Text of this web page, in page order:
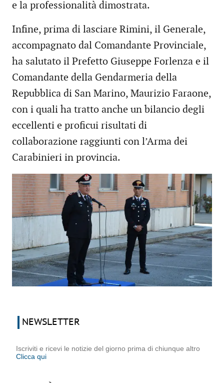
e la professionalità dimostrata.
Infine, prima di lasciare Rimini, il Generale,
accompagnato dal Comandante Provinciale,
ha salutato il Prefetto Giuseppe Forlenza e il
Comandante della Gendarmeria della
Repubblica di San Marino, Maurizio Faraone,
con i quali ha tratto anche un bilancio degli
eccellenti e proficui risultati di
collaborazione raggiunti con l’Arma dei
Carabinieri in provincia.
NEWSLETTER
Iscriviti e ricevi le notizie del giorno prima di chiunque altro
Clicca qui